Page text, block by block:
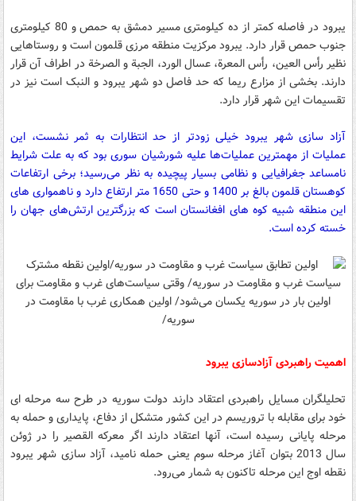
یبرود در فاصله کمتر از ده کیلومتری مسیر دمشق به حمص و 80 کیلومتری
جنوب حمص قرار دارد. یبرود مرکزیت منطقه مرزی قلمون است و روستاهایی
نظیر رأس العین، رأس المعرة، عسال الورد، الجبة و الصرخة در اطراف آن قرار
دارند. بخشی از مزارع ریما که حد فاصل دو شهر یبرود و النبک است نیز در
تقسیمات این شهر قرار دارد.
آزاد سازی شهر یبرود خیلی زودتر از حد انتظارات به ثمر نشست، این
عملیات از مهمترین عملیات‌ها علیه شورشیان سوری بود که به علت شرایط
نامساعد جغرافیایی و نظامی بسیار پیچیده به نظر می‌رسید؛ برخی ارتفاعات
کوهستان قلمون بالغ بر 1400 و حتی 1650 متر ارتفاع دارد و ناهمواری های
این منطقه شبیه کوه های افغانستان است که بزرگترین ارتش‌های جهان را
خسته کرده است.
اهمیت راهبردی آزادسازی یبرود
تحلیلگران مسایل راهبردی اعتقاد دارند دولت سوریه در طرح سه مرحله ای
خود برای مقابله با تروریسم در این کشور متشکل از دفاع، پایداری و حمله به
مرحله پایانی رسیده است، آنها اعتقاد دارند اگر معرکه القصیر را در ژوئن
سال 2013 بتوان آغاز مرحله سوم یعنی حمله نامید، آزاد سازی شهر یبرود
نقطه اوج این مرحله تاکنون به شمار می‌رود.